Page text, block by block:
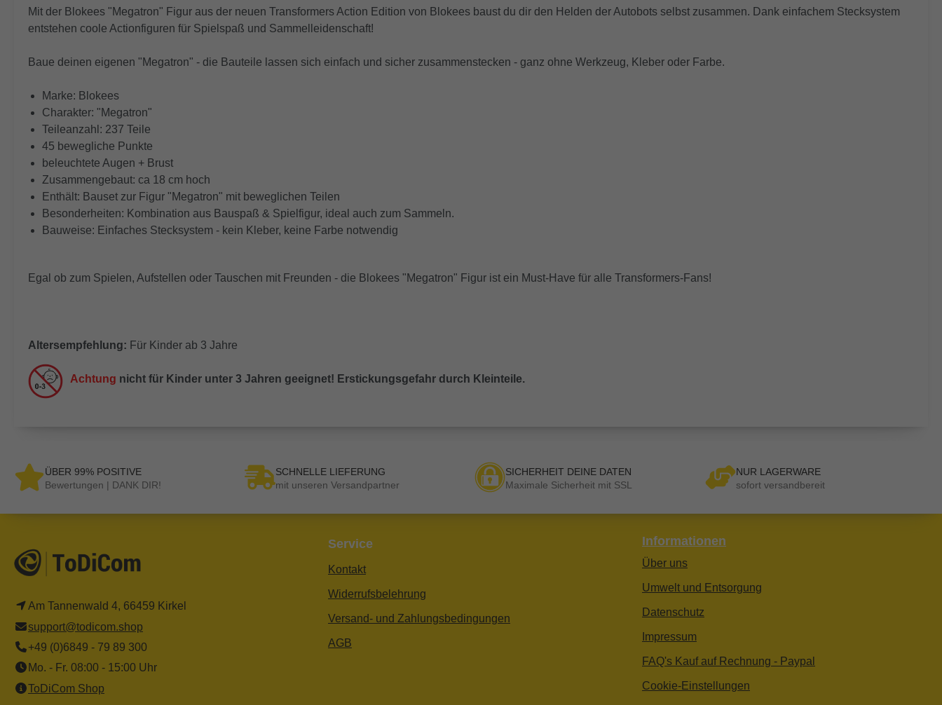
Mit der Blokees "Megatron" Figur aus der neuen Transformers Action Edition von Blokees baust du dir den Helden der Autobots selbst zusammen. Dank einfachem Stecksystem
entstehen coole Actionfiguren für Spielspaß und Sammelleidenschaft!
Baue deinen eigenen "Megatron" - die Bauteile lassen sich einfach und sicher zusammenstecken - ganz ohne Werkzeug, Kleber oder Farbe.
Marke: Blokees
Charakter: "Megatron"
Teileanzahl: 237 Teile
45 bewegliche Punkte
beleuchtete Augen + Brust
Zusammengebaut: ca 18 cm hoch
Enthält: Bauset zur Figur "Megatron" mit beweglichen Teilen
Besonderheiten: Kombination aus Bauspaß & Spielfigur, ideal auch zum Sammeln.
Bauweise: Einfaches Stecksystem - kein Kleber, keine Farbe notwendig
Egal ob zum Spielen, Aufstellen oder Tauschen mit Freunden - die Blokees "Megatron" Figur ist ein Must-Have für alle Transformers-Fans!
Altersempfehlung: Für Kinder ab 3 Jahre
Achtung nicht für Kinder unter 3 Jahren geeignet! Erstickungsgefahr durch Kleinteile.
ÜBER 99% POSITIVE
Bewertungen | DANK DIR!
SCHNELLE LIEFERUNG
mit unseren Versandpartner
SICHERHEIT DEINE DATEN
Maximale Sicherheit mit SSL
NUR LAGERWARE
sofort versandbereit
Am Tannenwald 4, 66459 Kirkel
support@todicom.shop
+49 (0)6849 - 79 89 300
Mo. - Fr. 08:00 - 15:00 Uhr
ToDiCom Shop
Service
Kontakt
Widerrufsbelehrung
Versand- und Zahlungsbedingungen
AGB
Informationen
Über uns
Umwelt und Entsorgung
Datenschutz
Impressum
FAQ's Kauf auf Rechnung - Paypal
Cookie-Einstellungen